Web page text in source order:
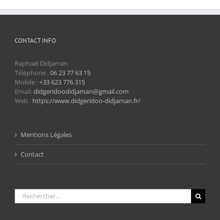
CONTACT INFO
Raphaël Didjaman
Téléphone :06 23 77 63 15
Mobile :+33 623 776 315
Email:didgeridoodidjaman@gmail.com
Web : https://www.didgeridoo-didjaman.fr/
Mentions Légales
Contact
Rechercher: